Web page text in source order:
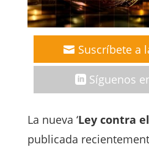
Suscríbete a
Síguenos
La nueva ‘Ley contra
publicada